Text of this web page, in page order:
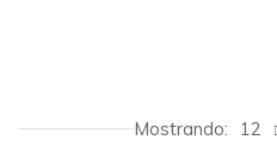
Mostrando: 12